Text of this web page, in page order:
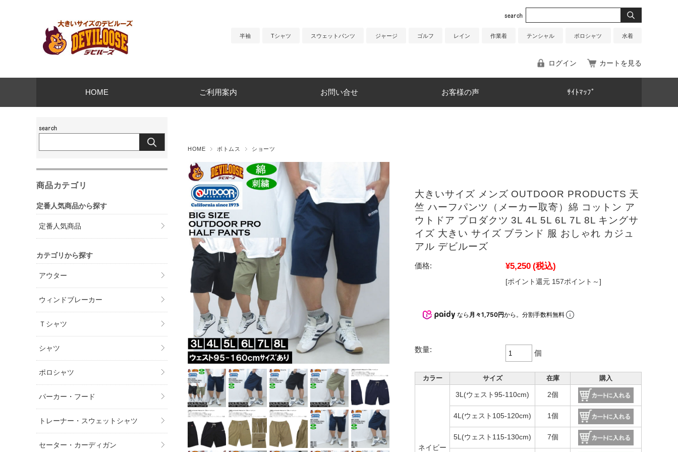
半袖 Tシャツ スウェットパンツ ジャージ ゴルフ レイン 作業着 テンシャル ポロシャツ 水着
ログイン カートを見る
HOME ご利用案内 お問い合せ お客様の声 ｻｲﾄﾏｯﾌﾟ
HOME ボトムス ショーツ
大きいサイズ メンズ OUTDOOR PRODUCTS 天
竺 ハーフパンツ（メーカー取寄）綿 コットン ア
ウトドア プロダクツ 3L 4L 5L 6L 7L 8L キングサ
イズ 大きい サイズ ブランド 服 おしゃれ カジュ
アル デビルーズ
価格: ¥5,250 (税込)
[ポイント還元 157ポイント～]
なら 月々1,750円から。分割手数料無料
数量: 個
カラー サイズ 在庫 購入
ネイビー
3L(ウェスト95-110cm) 2個
4L(ウェスト105-120cm) 1個
5L(ウェスト115-130cm) 7個
商品カテゴリ
定番人気商品から探す
定番人気商品
カテゴリから探す
アウター
ウィンドブレーカー
Ｔシャツ
シャツ
ポロシャツ
パーカー・フード
トレーナー・スウェットシャツ
セーター・カーディガン